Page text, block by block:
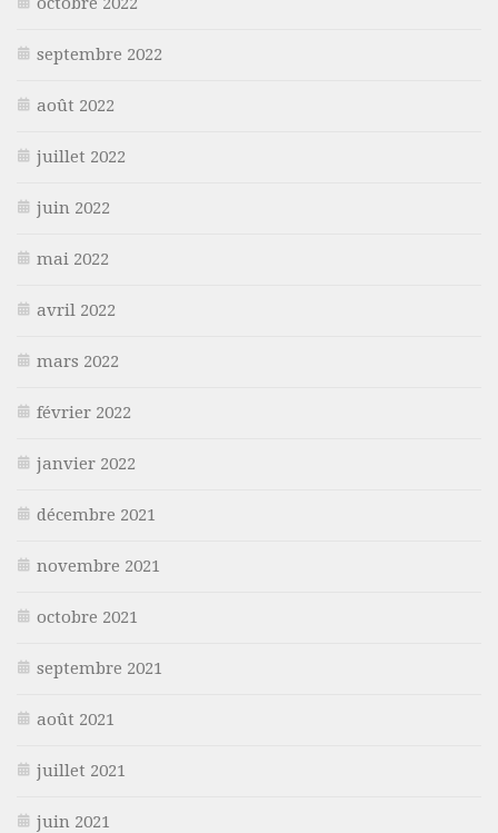
septembre 2022
août 2022
juillet 2022
juin 2022
mai 2022
avril 2022
mars 2022
février 2022
janvier 2022
décembre 2021
novembre 2021
octobre 2021
septembre 2021
août 2021
juillet 2021
juin 2021